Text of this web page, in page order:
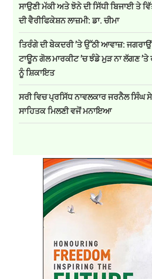
ਸਾਉਣੀ ਮੱਕੀ ਅਤੇ ਝੋਨੇ ਦੀ ਸਿੱਧੀ ਬਿਜਾਈ ਤੇ
ਦੀ ਵੈਰੀਫਿਕੇਸ਼ਨ ਲਾਜ਼ਮੀ: ਡਾ. ਚੀਮਾ
ਤਿਰੰਗੇ ਦੀ ਬੇਕਦਰੀ ’ਤੇ ਉੱਠੀ ਆਵਾਜ਼:
ਟਾਊਨ ਗੋਲ ਮਾਰਕੀਟ ’ਚ ਝੰਡੇ ਮੁੜ ਨਾ ਲੱਗਣ
ਨੂੰ ਸ਼ਿਕਾਇਤ
ਸਰੀ ਵਿਚ ਪ੍ਰਸਿੱਧ ਨਾਵਲਕਾਰ ਜਰਨੈਲ ਸਿੰਘ
ਸਾਹਿਤਕ ਮਿਲਣੀ ਵਜੋਂ ਮਨਾਇਆ